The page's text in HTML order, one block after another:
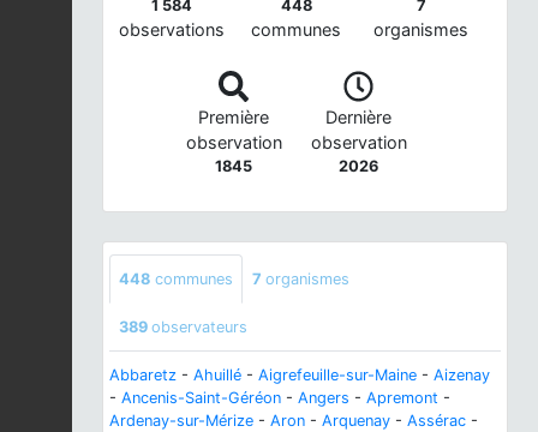
1 584
observations
448
communes
7
organismes
Première
observation
1845
Dernière
observation
2026
448 communes 7 organismes
389 observateurs
Abbaretz - Ahuillé - Aigrefeuille-sur-Maine - Aizenay
- Ancenis-Saint-Géréon - Angers - Apremont -
Ardenay-sur-Mérize - Aron - Arquenay - Assérac -